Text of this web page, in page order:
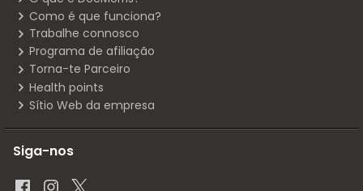
Como é que funciona?
Trabalhe connosco
Programa de afiliação
Torna-te Parceiro
Health points
Sítio Web da empresa
Siga-nos